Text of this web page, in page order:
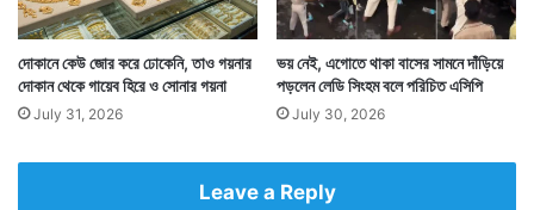
Tags National News
দোকানে কেউ জোর করে ঢোকেনি, তাও গয়নার
দোকান থেকে গায়েব হিরে ও সোনার গয়না
July 31, 2026
ভয় নেই, এগোতে থাকা বাসের সামনে দাঁড়িয়ে
পড়লেন লেডি সিংহম বলে পরিচিত এসিপি
July 30, 2026
Leave a Reply